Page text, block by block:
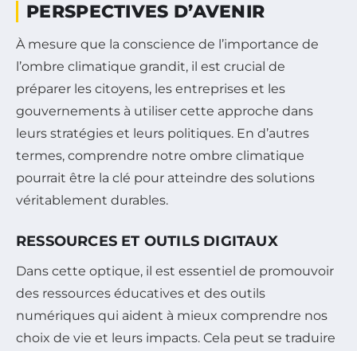
PERSPECTIVES D’AVENIR
À mesure que la conscience de l’importance de
l’ombre climatique grandit, il est crucial de
préparer les citoyens, les entreprises et les
gouvernements à utiliser cette approche dans
leurs stratégies et leurs politiques. En d’autres
termes, comprendre notre ombre climatique
pourrait être la clé pour atteindre des solutions
véritablement durables.
RESSOURCES ET OUTILS DIGITAUX
Dans cette optique, il est essentiel de promouvoir
des ressources éducatives et des outils
numériques qui aident à mieux comprendre nos
choix de vie et leurs impacts. Cela peut se traduire